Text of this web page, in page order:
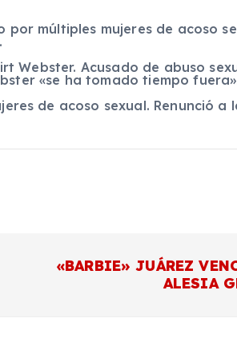
por múltiples mujeres de acoso
Webster. Acusado de abuso
«se ha tomado tiempo
de acoso sexual. Renunció a
«BARBIE» JUÁREZ
ALESIA